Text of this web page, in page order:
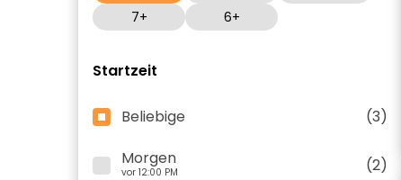
7+
6+
Startzeit
Beliebige
(3)
Morgen
vor 12:00 PM
(2)